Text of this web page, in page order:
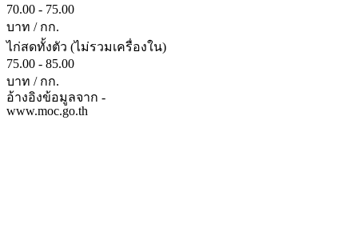
70.00 - 75.00
บาท / กก.
ไก่สดทั้งตัว (ไม่รวมเครื่องใน)
75.00 - 85.00
บาท / กก.
อ้างอิงข้อมูลจาก -
www.moc.go.th